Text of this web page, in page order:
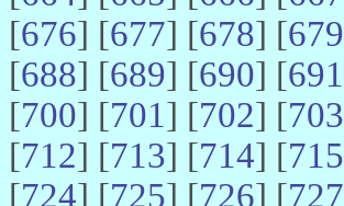
[676] [677] [678] [679
[688] [689] [690] [691
[700] [701] [702] [703
[712] [713] [714] [715
[724] [725] [726] [727